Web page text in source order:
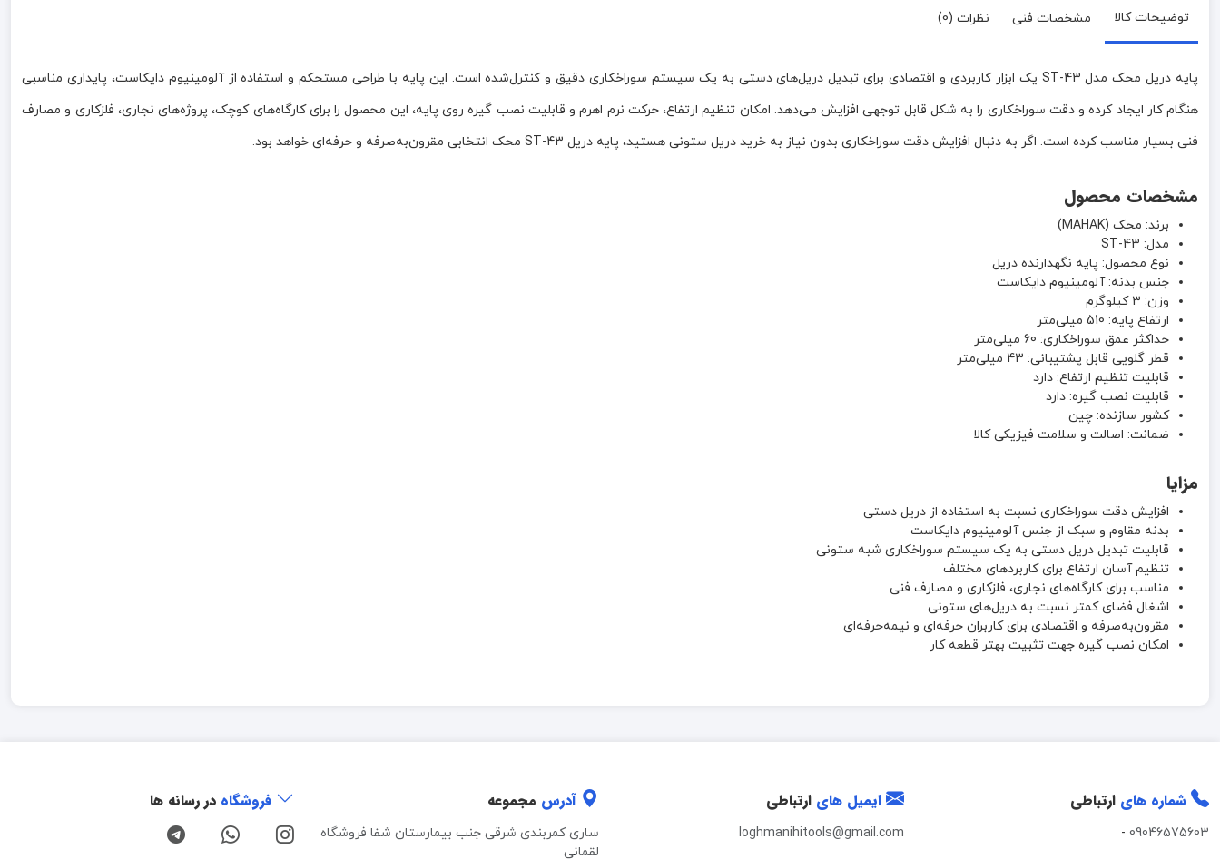
توضیحات کالا مشخصات فنی نظرات (0)
پایه دریل محک مدل ST-43 یک ابزار کاربردی و اقتصادی برای تبدیل دریل‌های دستی به یک سیستم سوراخکاری دقیق و کنترل‌شده است. این پایه با طراحی مستحکم و استفاده از آلومینیوم دایکاست، پایداری مناسبی
هنگام کار ایجاد کرده و دقت سوراخکاری را به شکل قابل توجهی افزایش می‌دهد. امکان تنظیم ارتفاع، حرکت نرم اهرم و قابلیت نصب گیره روی پایه، این محصول را برای کارگاه‌های کوچک، پروژه‌های نجاری، فلزکاری و مصارف
فنی بسیار مناسب کرده است. اگر به دنبال افزایش دقت سوراخکاری بدون نیاز به خرید دریل ستونی هستید، پایه دریل ST-43 محک انتخابی مقرون‌به‌صرفه و حرفه‌ای خواهد بود.
مشخصات محصول
برند: محک (MAHAK)
مدل: ST-43
نوع محصول: پایه نگهدارنده دریل
جنس بدنه: آلومینیوم دایکاست
وزن: 3 کیلوگرم
ارتفاع پایه: 510 میلی‌متر
حداکثر عمق سوراخکاری: 60 میلی‌متر
قطر گلویی قابل پشتیبانی: 43 میلی‌متر
قابلیت تنظیم ارتفاع: دارد
قابلیت نصب گیره: دارد
کشور سازنده: چین
ضمانت: اصالت و سلامت فیزیکی کالا
مزایا
افزایش دقت سوراخکاری نسبت به استفاده از دریل دستی
بدنه مقاوم و سبک از جنس آلومینیوم دایکاست
قابلیت تبدیل دریل دستی به یک سیستم سوراخکاری شبه ستونی
تنظیم آسان ارتفاع برای کاربردهای مختلف
مناسب برای کارگاه‌های نجاری، فلزکاری و مصارف فنی
اشغال فضای کمتر نسبت به دریل‌های ستونی
مقرون‌به‌صرفه و اقتصادی برای کاربران حرفه‌ای و نیمه‌حرفه‌ای
امکان نصب گیره جهت تثبیت بهتر قطعه کار
شماره های ارتباطی
09046575603
-
ایمیل های ارتباطی
loghmanihitools@gmail.com
آدرس مجموعه
ساری کمربندی شرقی جنب بیمارستان شفا فروشگاه
لقمانی
فروشگاه در رسانه ها